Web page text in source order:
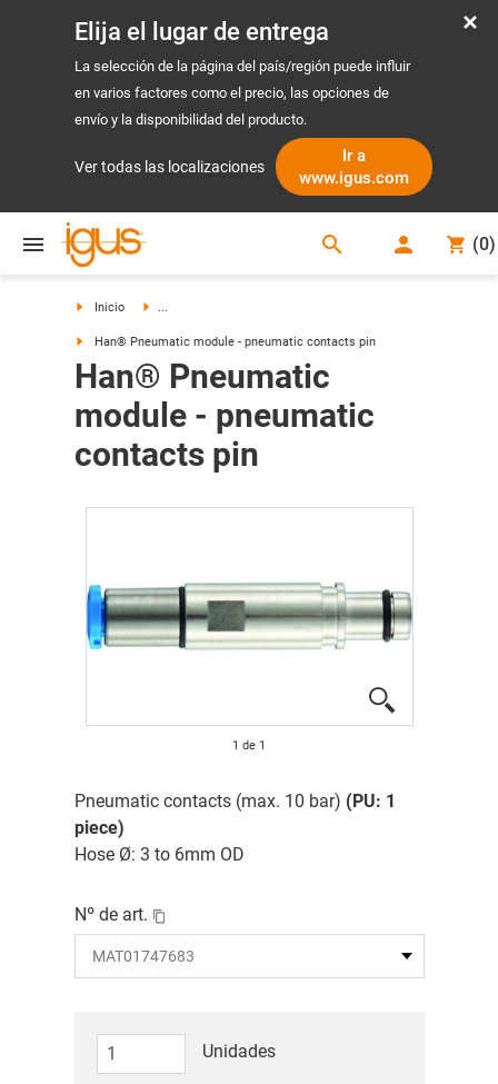
Elija el lugar de entrega
La selección de la página del país/región puede influir
en varios factores como el precio, las opciones de
envío y la disponibilidad del producto.
Ver todas las localizaciones
Ir a
www.igus.com
search (0)
Inicio ...
Han® Pneumatic module - pneumatic contacts pin
Han® Pneumatic
module - pneumatic
contacts pin
1 de 1
Pneumatic contacts (max. 10 bar) (PU: 1
piece)
Hose Ø: 3 to 6mm OD
Nº de art.
Unidades